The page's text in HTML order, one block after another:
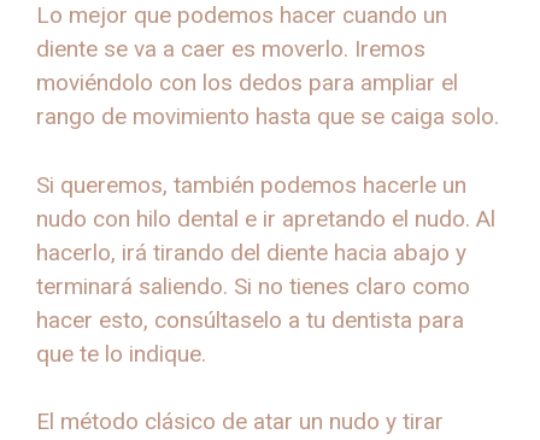
Lo mejor que podemos hacer cuando un
diente se va a caer es moverlo. Iremos
moviéndolo con los dedos para ampliar el
rango de movimiento hasta que se caiga solo.
Si queremos, también podemos hacerle un
nudo con hilo dental e ir apretando el nudo. Al
hacerlo, irá tirando del diente hacia abajo y
terminará saliendo. Si no tienes claro como
hacer esto, consúltaselo a tu dentista para
que te lo indique.
El método clásico de atar un nudo y tirar